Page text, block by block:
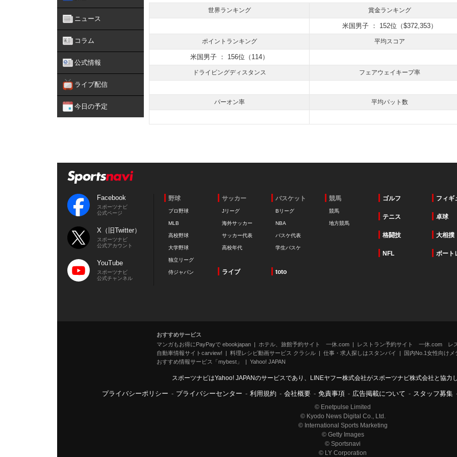
ニュース
コラム
公式情報
ライブ配信
今日の予定
世界ランキング 賞金ランキング
米国男子 ： 152位（$372,353）
ポイントランキング 平均スコア
米国男子 ： 156位（114）
ドライビングディスタンス フェアウェイキープ率
パーオン率 平均パット数
Facebook
スポーツナビ
公式ページ
X（旧Twitter）
スポーツナビ
公式アカウント
YouTube
スポーツナビ
公式チャンネル
野球
プロ野球
MLB
高校野球
大学野球
独立リーグ
侍ジャパン
サッカー
Jリーグ
海外サッカー
サッカー代表
高校年代
バスケット
Bリーグ
NBA
バスケ代表
学生バスケ
競馬
競馬
地方競馬
ゴルフ フィギ
テニス 卓球
格闘技 大相撲
NFL ボート
ライブ toto
おすすめサービス
マンガもお得にPayPayで ebookjapan
ホテル、旅館予約サイト 一休.com
レストラン予約サイト 一休.com レ
自動車情報サイトcarview!
料理レシピ動画サービス クラシル 仕事・求人探しはスタンバイ
国内No.1女性向けメ
おすすめ情報サービス「mybest」
Yahoo! JAPAN
スポーツナビはYahoo! JAPANのサービスであり、LINEヤフー株式会社がスポーツナビ株式会社と協力
プライバシーポリシー - プライバシーセンター - 利用規約 - 会社概要 - 免責事項 - 広告掲載について - スタッフ募集
© Enetpulse Limited
© Kyodo News Digital Co., Ltd.
© International Sports Marketing
© Getty Images
© Sportsnavi
© LY Corporation